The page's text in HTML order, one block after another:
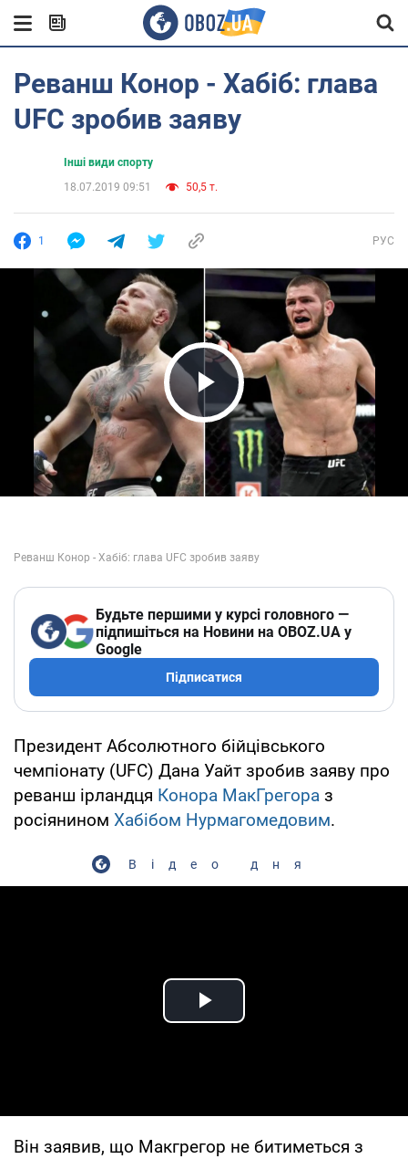
Реванш Конор - Хабіб: глава
UFC зробив заяву
Інші види спорту
18.07.2019 09:51
50,5 т.
1 РУС
Play Video
Будьте першими у курсі головного —
підпишіться на Новини на OBOZ.UA у
Google
Підписатися
Президент Абсолютного бійцівського
чемпіонату (UFC) Дана Уайт зробив заяву про
реванш ірландця Конора МакГрегора з
росіянином Хабібом Нурмагомедовим.
Відео дня
Play Video
Він заявив, що Макгрегор не битиметься з